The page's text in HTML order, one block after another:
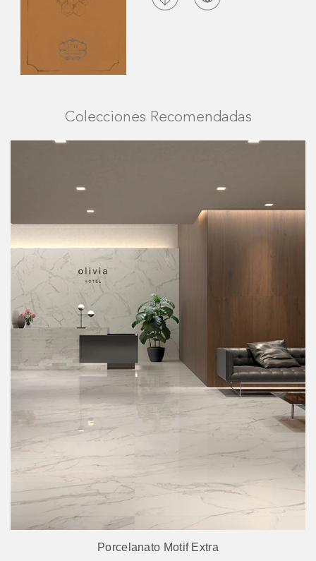
Colecciones Recomendadas
Porcelanato Motif Extra